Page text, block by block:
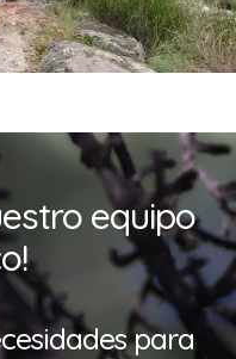
equipo
para